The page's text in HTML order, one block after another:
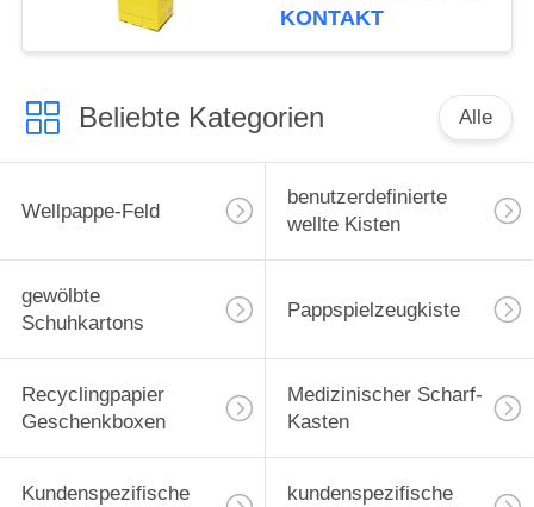
Krankenhaus ein
KONTAKT
Beliebte Kategorien Alle
Wellpappe-Feld
benutzerdefinierte
wellte Kisten
gewölbte
Schuhkartons
Pappspielzeugkiste
Recyclingpapier
Geschenkboxen
Medizinischer Scharf-
Kasten
Kundenspezifische kundenspezifische